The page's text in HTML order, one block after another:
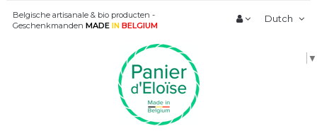
Belgische artisanale & bio producten -
Geschenkmanden MADE IN BELGIUM
Dutch
▼